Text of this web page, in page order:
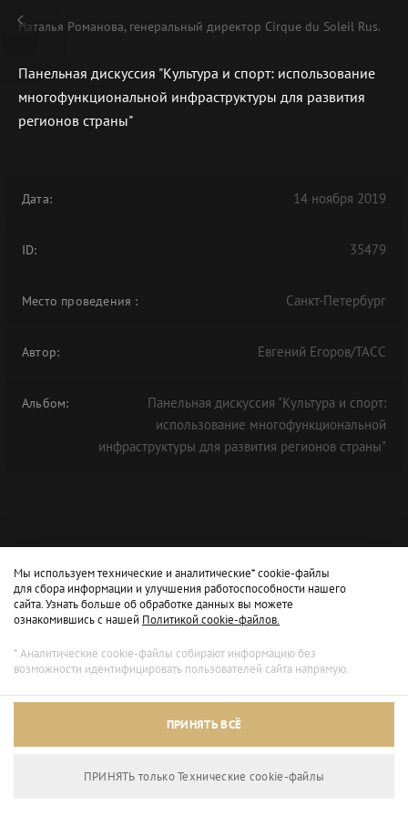
Архивный режим
Наталья Романова, генеральный директор Cirque du Soleil Rus.
Панельная дискуссия "Культура и спорт: использование
многофункциональной инфраструктуры для развития
регионов страны"
Дата: 14 ноября 2019
ID: 35479
Место проведения : Санкт-Петербург
Автор: Евгений Егоров/ТАСС
Альбом:
Панельная дискуссия "Культура и спорт:
использование многофункциональной
инфраструктуры для развития регионов страны"
Мы используем технические и аналитические* cookie-файлы
для сбора информации и улучшения работоспособности нашего
сайта. Узнать больше об обработке данных вы можете
ознакомившись с нашей Политикой cookie-файлов.
* Аналитические cookie-файлы собирают информацию без
возможности идентифицировать пользователей сайта напрямую.
ПРИНЯТЬ ВСЁ
ПРИНЯТЬ только Технические сookie-файлы